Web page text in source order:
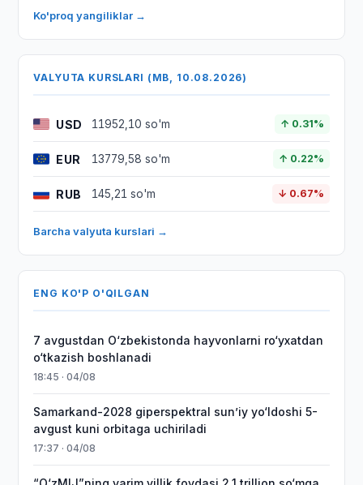
Ko'proq yangiliklar →
VALYUTA KURSLARI (MB, 10.08.2026)
USD 11952,10 so'm ↑ 0.31%
EUR 13779,58 so'm ↑ 0.22%
RUB 145,21 so'm ↓ 0.67%
Barcha valyuta kurslari →
ENG KO'P O'QILGAN
7 avgustdan O‘zbekistonda hayvonlarni ro‘yxatdan
o‘tkazish boshlanadi
18:45 · 04/08
Samarkand-2028 giperspektral sun’iy yo‘ldoshi 5-
avgust kuni orbitaga uchiriladi
17:37 · 04/08